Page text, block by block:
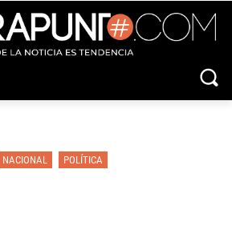
NACIONAL POLÍTICA